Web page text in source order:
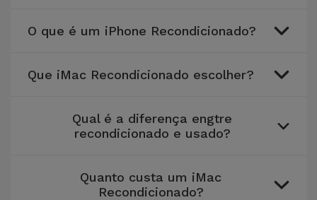
Kids
tudo
O que é um iPhone Recondicionado?
Que iMac Recondicionado escolher?
Qual é a diferença engtre
recondicionado e usado?
Quanto custa um iMac
Recondicionado?